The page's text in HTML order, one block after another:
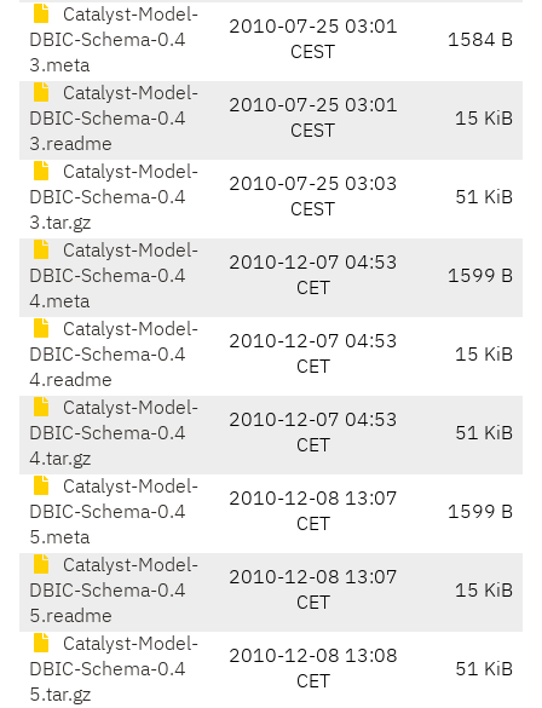
Catalyst-Model-
DBIC-Schema-0.4
3.meta
2010-07-25 03:01
CEST
1584 B
Catalyst-Model-
DBIC-Schema-0.4
3.readme
2010-07-25 03:01
CEST
15 KiB
Catalyst-Model-
DBIC-Schema-0.4
3.tar.gz
2010-07-25 03:03
CEST
51 KiB
Catalyst-Model-
DBIC-Schema-0.4
4.meta
2010-12-07 04:53
CET
1599 B
Catalyst-Model-
DBIC-Schema-0.4
4.readme
2010-12-07 04:53
CET
15 KiB
Catalyst-Model-
DBIC-Schema-0.4
4.tar.gz
2010-12-07 04:53
CET
51 KiB
Catalyst-Model-
DBIC-Schema-0.4
5.meta
2010-12-08 13:07
CET
1599 B
Catalyst-Model-
DBIC-Schema-0.4
5.readme
2010-12-08 13:07
CET
15 KiB
Catalyst-Model-
DBIC-Schema-0.4
5.tar.gz
2010-12-08 13:08
CET
51 KiB